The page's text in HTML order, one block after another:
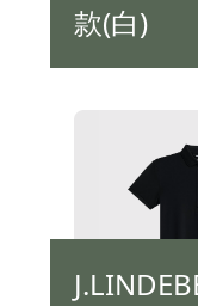
款(白)